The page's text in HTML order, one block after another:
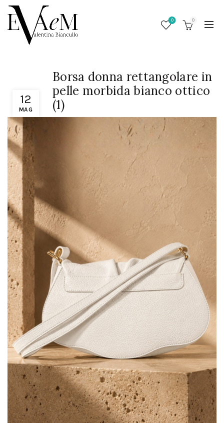
0 0
12
MAG
Borsa donna rettangolare in
pelle morbida bianco ottico
(1)